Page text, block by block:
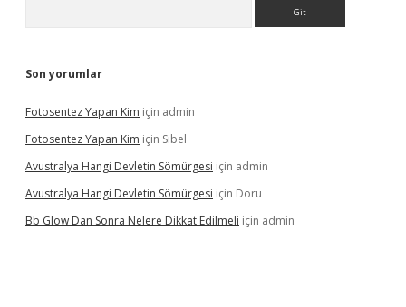
Son yorumlar
Fotosentez Yapan Kim için admin
Fotosentez Yapan Kim için Sibel
Avustralya Hangi Devletin Sömürgesi için admin
Avustralya Hangi Devletin Sömürgesi için Doru
Bb Glow Dan Sonra Nelere Dikkat Edilmeli için admin